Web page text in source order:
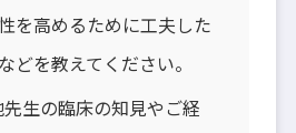
を高めるために工夫した
どを教えてください。
先生の臨床の知見やご経